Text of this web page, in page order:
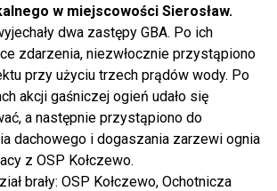
w miejscowości Sierosław.
dwa zastępy GBA. Po ich
zdarzenia, niezwłocznie przystąpiono
przy użyciu trzech prądów wody. Po
akcji gaśniczej ogień udało się
a następnie przystąpiono do
dachowego i dogaszania zarzewi ognia
z OSP Kołczewo.
brały: OSP Kołczewo, Ochotnicza